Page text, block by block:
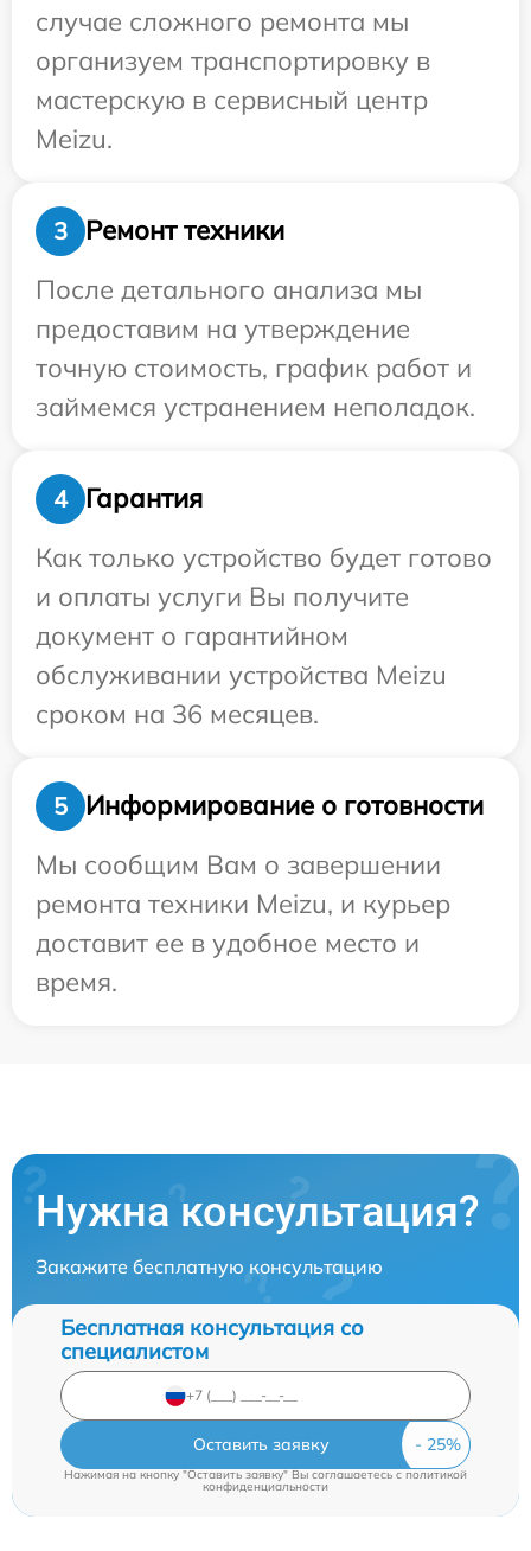
случае сложного ремонта мы
организуем транспортировку в
мастерскую в сервисный центр
Meizu.
3
Ремонт техники
После детального анализа мы
предоставим на утверждение
точную стоимость, график работ и
займемся устранением неполадок.
4
Гарантия
Как только устройство будет готово
и оплаты услуги Вы получите
документ о гарантийном
обслуживании устройства Meizu
сроком на 36 месяцев.
5
Информирование о готовности
Мы сообщим Вам о завершении
ремонта техники Meizu, и курьер
доставит ее в удобное место и
время.
Нужна консультация?
Закажите бесплатную консультацию
Бесплатная консультация со
специалистом
Оставить заявку
Нажимая на кнопку "Оставить заявку" Вы соглашаетесь cполитикой
конфиденциальности